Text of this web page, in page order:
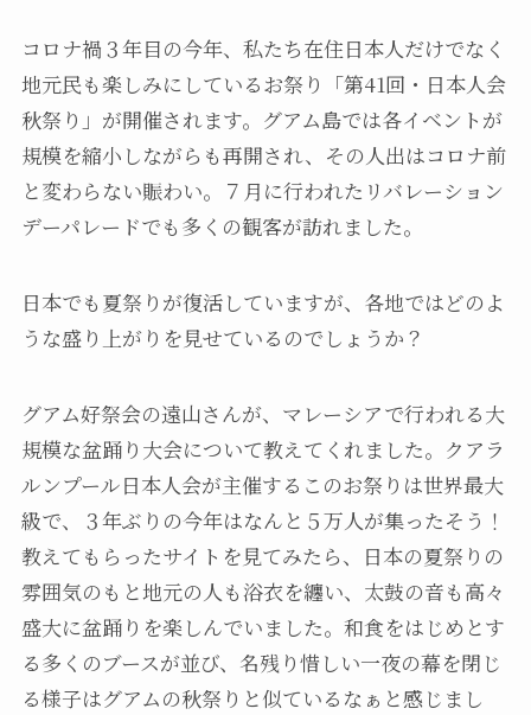
コロナ禍３年目の今年、私たち在住日本人だけでなく
地元民も楽しみにしているお祭り「第41回・日本人会
秋祭り」が開催されます。グアム島では各イベントが
規模を縮小しながらも再開され、その人出はコロナ前
と変わらない賑わい。７月に行われたリバレーション
デーパレードでも多くの観客が訪れました。
日本でも夏祭りが復活していますが、各地ではどのよ
うな盛り上がりを見せているのでしょうか？
グアム好祭会の遠山さんが、マレーシアで行われる大
規模な盆踊り大会について教えてくれました。クアラ
ルンプール日本人会が主催するこのお祭りは世界最大
級で、３年ぶりの今年はなんと５万人が集ったそう！
教えてもらったサイトを見てみたら、日本の夏祭りの
雰囲気のもと地元の人も浴衣を纏い、太鼓の音も高々
盛大に盆踊りを楽しんでいました。和食をはじめとす
る多くのブースが並び、名残り惜しい一夜の幕を閉じ
る様子はグアムの秋祭りと似ているなぁと感じまし